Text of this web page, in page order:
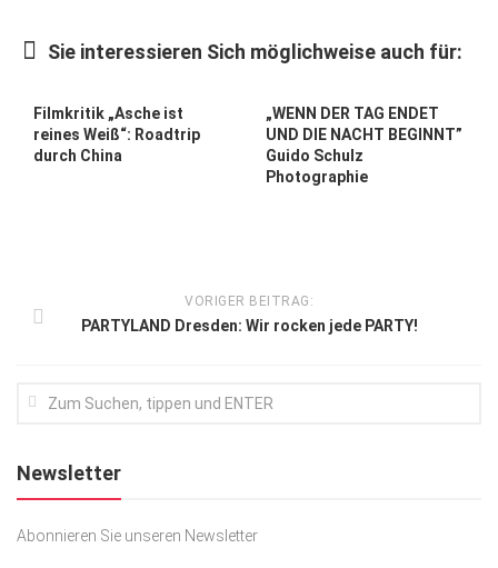
Ausflug & Reise
Podcast
Sie interessieren Sich möglichweise auch für:
Filmkritik „Asche ist
reines Weiß“: Roadtrip
durch China
„WENN DER TAG ENDET
UND DIE NACHT BEGINNT”
Guido Schulz
Photographie
VORIGER BEITRAG:
PARTYLAND Dresden: Wir rocken jede PARTY!
Newsletter
Abonnieren Sie unseren Newsletter